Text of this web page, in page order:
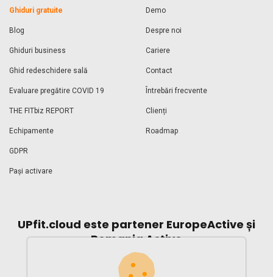
Ghiduri gratuite
Blog
Ghiduri business
Ghid redeschidere sală
Evaluare pregătire COVID 19
THE FITbiz REPORT
Echipamente
GDPR
Pași activare
Demo
Despre noi
Cariere
Contact
Întrebări frecvente
Clienți
Roadmap
UPfit.cloud este partener EuropeActive și
Romania Active